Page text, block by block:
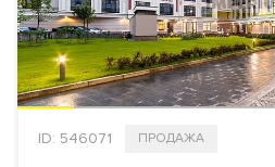
ID: 546071 ПРОДАЖА